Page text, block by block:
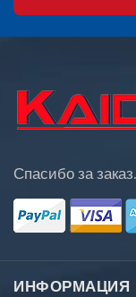
Спасибо за заказ.
ИНФОРМАЦИЯ